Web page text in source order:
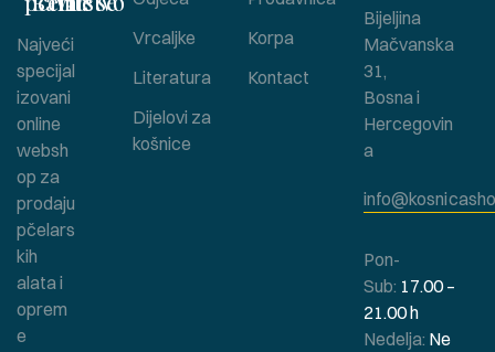
Vrcaljke
Literatura
Dijelovi za
košnice
Korpa
Kontact
Najveći
specijal
izovani
online
websh
op za
prodaju
pčelars
kih
alata i
oprem
e
Bijeljina
Mačvanska
31,
Bosna i
Hercegovin
a
Pon-
Sub: 17.00 –
21.00 h
Nedelja: Ne